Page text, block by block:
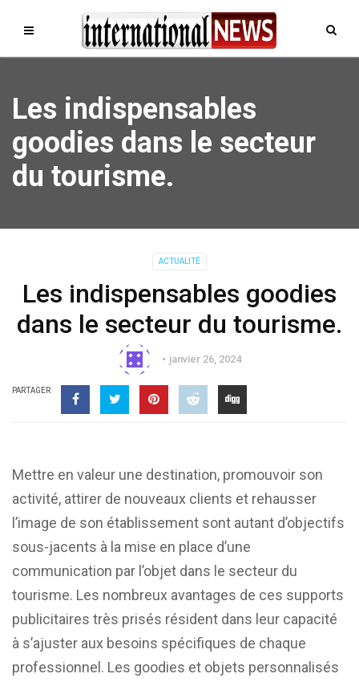
Les indispensables
goodies dans le secteur
du tourisme.
ACTUALITÉ
Les indispensables goodies
dans le secteur du tourisme.
janvier 26, 2024
PARTAGER
Mettre en valeur une destination, promouvoir son
activité, attirer de nouveaux clients et rehausser
l’image de son établissement sont autant d’objectifs
sous-jacents à la mise en place d’une
communication par l’objet dans le secteur du
tourisme. Les nombreux avantages de ces supports
publicitaires très prisés résident dans leur capacité
à s’ajuster aux besoins spécifiques de chaque
professionnel. Les goodies et objets personnalisés